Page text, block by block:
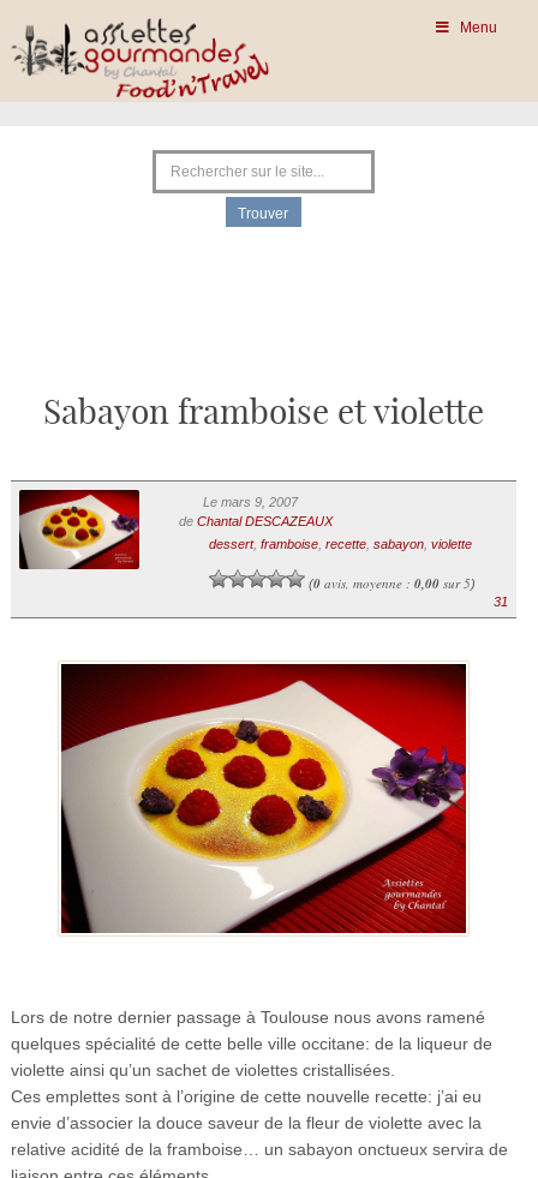
Menu
Sabayon framboise et violette
Le mars 9, 2007
de Chantal DESCAZEAUX
dessert, framboise, recette, sabayon, violette
(0avis, moyenne : 0,00sur 5)
31
Lors de notre dernier passage à Toulouse nous avons ramené
quelques spécialité de cette belle ville occitane: de la liqueur de
violette ainsi qu’un sachet de violettes cristallisées.
Ces emplettes sont à l’origine de cette nouvelle recette: j’ai eu
envie d’associer la douce saveur de la fleur de violette avec la
relative acidité de la framboise… un sabayon onctueux servira de